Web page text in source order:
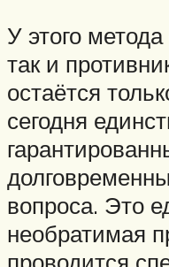
У этого
так и
остаётся
сегодня
вопроса. Это
необратимая